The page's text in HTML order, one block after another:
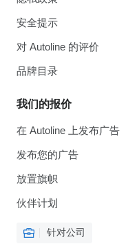
安全提示
对 Autoline 的评价
品牌目录
我们的报价
在 Autoline 上发布广告
发布您的广告
放置旗帜
伙伴计划
针对公司